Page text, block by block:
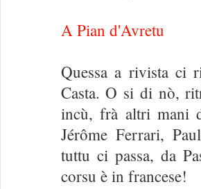
A Pian d'Avretu
Quessa a rivista ci
Casta. O si di nò,
incù, frà altri mani
Jérôme Ferrari,
tuttu ci passa, da
corsu è in francese!